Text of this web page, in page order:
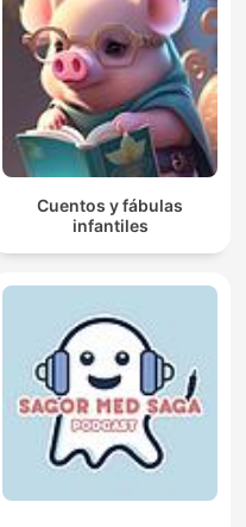
Cuentos y fábulas
infantiles